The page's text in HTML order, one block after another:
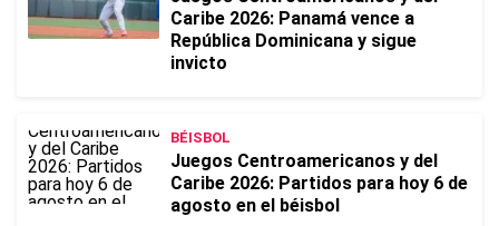
Caribe 2026: Panamá vence a
República Dominicana y sigue
invicto
BÉISBOL
Juegos Centroamericanos y del
Caribe 2026: Partidos para hoy 6 de
agosto en el béisbol